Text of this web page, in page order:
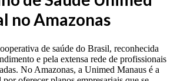
no Amazonas
de saúde do Brasil, reconhecida
e pela extensa rede de profissionais
No Amazonas, a Unimed Manaus é a